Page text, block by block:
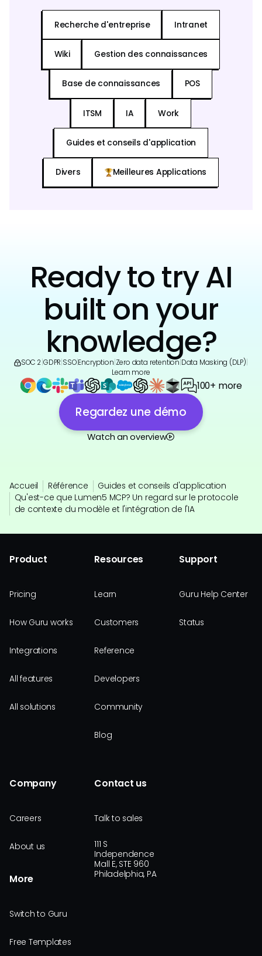
Recherche d'entreprise Intranet
Wiki Gestion des connaissances
Base de connaissances POS
ITSM IA Work
Guides et conseils d'application
Divers Meilleures Applications
Ready to try AI
built on your
knowledge?
SOC 2 GDPR SSO|Encryption Zero data retention Data Masking (DLP)
Learn more
100+ more
Regardez une démo
Watch an overview
Accueil Référence
Guides et conseils d'application
Qu'est-ce que Lumen5 MCP? Un regard sur le protocole
de contexte du modèle et l'intégration de l'IA
Product
Pricing
How Guru works
Integrations
All features
All solutions
Resources
Learn
Customers
Reference
Developers
Community
Blog
Support
Guru Help Center
Status
Company
Careers
About us
More
Switch to Guru
Free Templates
Contact us
Talk to sales
111 S
Independence
Mall E, STE 960
Philadelphia, PA